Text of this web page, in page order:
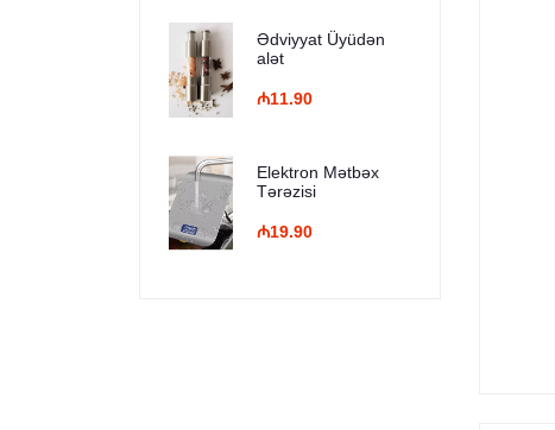
Ədviyyat Üyüdən
alət
₼11.90
Elektron Mətbəx
Tərəzisi
₼19.90